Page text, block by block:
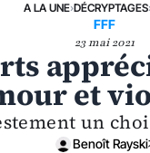
A LA UNE›DÉCRYPTAGES
FFF
23 mai 2021
et
un
Benoît Rayski